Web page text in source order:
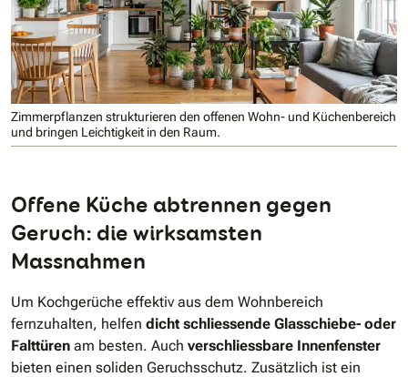
Zimmerpflanzen strukturieren den offenen Wohn- und Küchenbereich
und bringen Leichtigkeit in den Raum.
Offene Küche abtrennen gegen
Geruch: die wirksamsten
Massnahmen
Um Kochgerüche effektiv aus dem Wohnbereich
fernzuhalten, helfen dicht schliessende Glasschiebe- oder
Falttüren am besten. Auch verschliessbare Innenfenster
bieten einen soliden Geruchsschutz. Zusätzlich ist ein